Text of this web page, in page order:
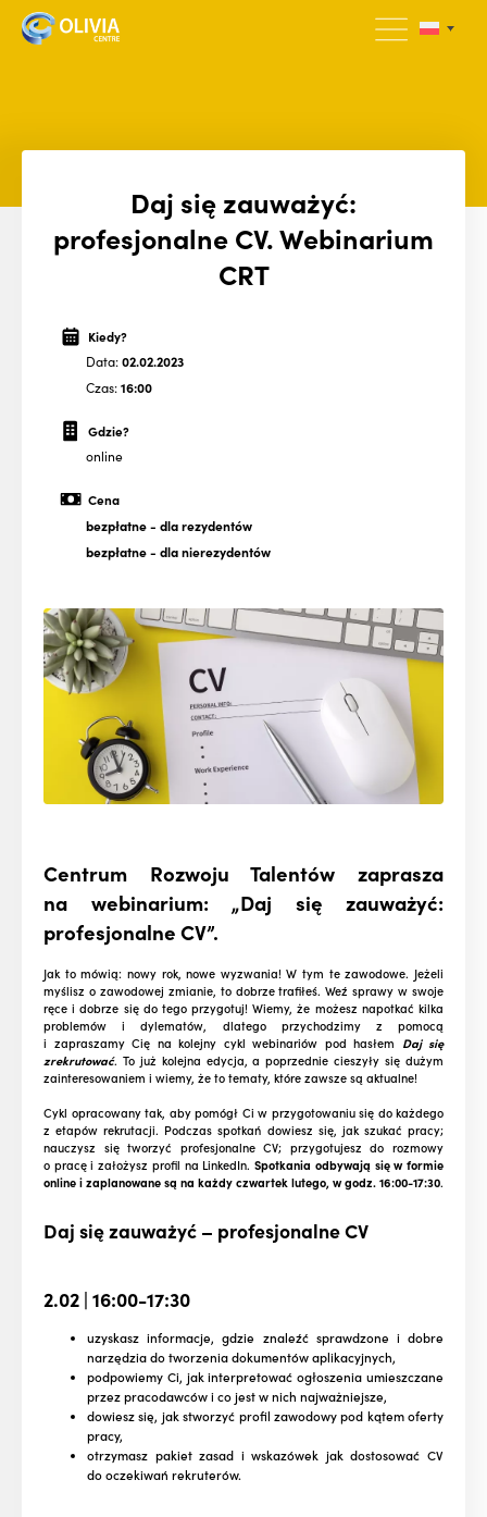
Daj się zauważyć:
profesjonalne CV. Webinarium
CRT
Kiedy?
Data:02.02.2023
Czas:16:00
Gdzie?
online
Cena
bezpłatne- dla rezydentów
bezpłatne- dla nierezydentów
Centrum Rozwoju Talentów zaprasza
na webinarium: „Daj się zauważyć:
profesjonalne CV”.
Jak to mówią: nowy rok, nowe wyzwania! W tym te zawodowe. Jeżeli
myślisz o zawodowej zmianie, to dobrze trafiłeś. Weź sprawy w swoje
ręce i dobrze się do tego przygotuj! Wiemy, że możesz napotkać kilka
problemów i dylematów, dlatego przychodzimy z pomocą
i zapraszamy Cię na kolejny cykl webinariów pod hasłem Daj się
zrekrutować. To już kolejna edycja, a poprzednie cieszyły się dużym
zainteresowaniem i wiemy, że to tematy, które zawsze są aktualne!
Cykl opracowany tak, aby pomógł Ci w przygotowaniu się do każdego
z etapów rekrutacji. Podczas spotkań dowiesz się, jak szukać pracy;
nauczysz się tworzyć profesjonalne CV; przygotujesz do rozmowy
o pracę i założysz profil na LinkedIn.Spotkania odbywają się w formie
online i zaplanowane są na każdy czwartek lutego, w godz. 16:00-17:30.
Daj się zauważyć – profesjonalne CV
2.02 | 16:00-17:30
uzyskasz informacje, gdzie znaleźć sprawdzone i dobre
narzędzia do tworzenia dokumentów aplikacyjnych,
podpowiemy Ci, jak interpretować ogłoszenia umieszczane
przez pracodawców i co jest w nich najważniejsze,
dowiesz się, jak stworzyć profil zawodowy pod kątem oferty
pracy,
otrzymasz pakiet zasad i wskazówek jak dostosować CV
do oczekiwań rekruterów.